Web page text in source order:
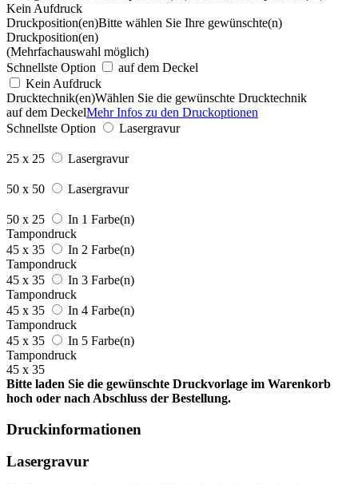
Kein Aufdruck
Druckposition(en)Bitte wählen Sie Ihre gewünschte(n)
Druckposition(en)
(Mehrfachauswahl möglich)
Schnellste Option
auf dem Deckel
Kein Aufdruck
Drucktechnik(en)Wählen Sie die gewünschte Drucktechnik
auf dem DeckelMehr Infos zu den Druckoptionen
Schnellste Option
Lasergravur
25 x 25 Lasergravur
50 x 50 Lasergravur
50 x 25
In 1 Farbe(n)
Tampondruck
45 x 35
In 2 Farbe(n)
Tampondruck
45 x 35
In 3 Farbe(n)
Tampondruck
45 x 35
In 4 Farbe(n)
Tampondruck
45 x 35
In 5 Farbe(n)
Tampondruck
45 x 35
Bitte laden Sie die gewünschte Druckvorlage im Warenkorb
hoch oder nach Abschluss der Bestellung.
Druckinformationen
Lasergravur